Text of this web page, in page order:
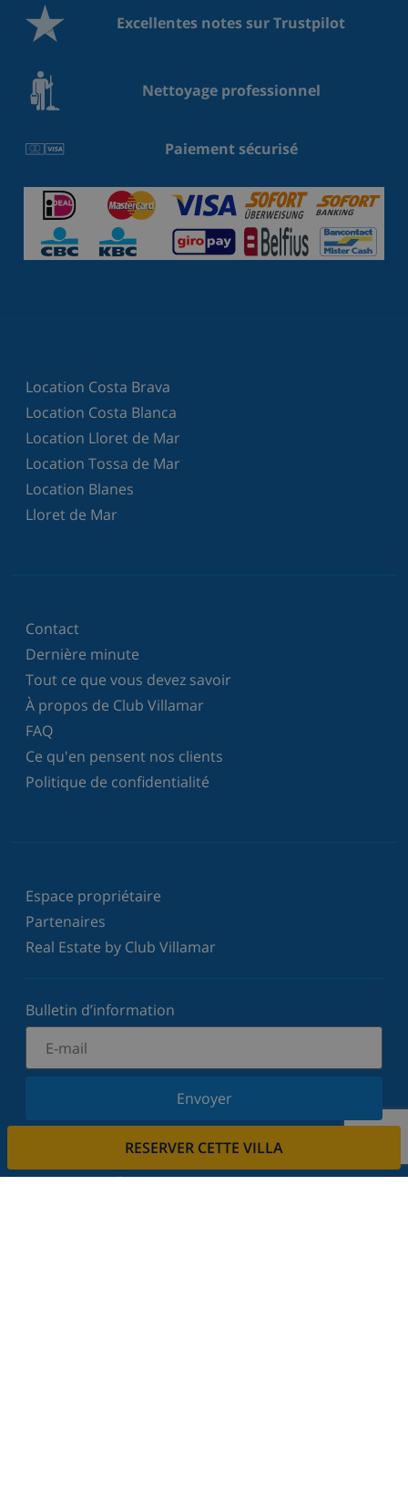
RESERVER CETTE VILLA
Excellentes notes sur Trustpilot
Nettoyage professionnel
Paiement sécurisé
Location Costa Brava
Location Costa Blanca
Location Lloret de Mar
Location Tossa de Mar
Location Blanes
Lloret de Mar
Contact
Dernière minute
Tout ce que vous devez savoir
À propos de Club Villamar
FAQ
Ce qu'en pensent nos clients
Politique de confidentialité
Espace propriétaire
Partenaires
Real Estate by Club Villamar
Bulletin d’information
Envoyer
Inscrivez-vous à notre newsletter et restez informé
votre vie privée.